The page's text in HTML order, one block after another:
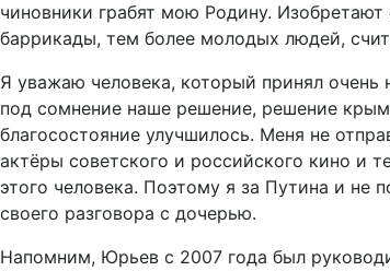
чиновники грабят мою Родину.
баррикады, тем более молодых людей,
Я уважаю человека, который принял
под сомнение наше решение, решение
благосостояние улучшилось. Меня не
актёры советского и российского кино и
этого человека. Поэтому я за Путина и
своего разговора с дочерью.
Напомним, Юрьев с 2007 года был